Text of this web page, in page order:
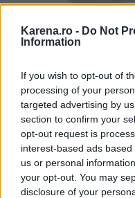
Karena.ro - Do Not
Information
If you wish to opt-out of
processing of your
targeted advertising by
section to confirm your
opt-out request is
interest-based ads
us or personal
your opt-out. You may
disclosure of your
Gramaj
Carate diamant:
Proprietati